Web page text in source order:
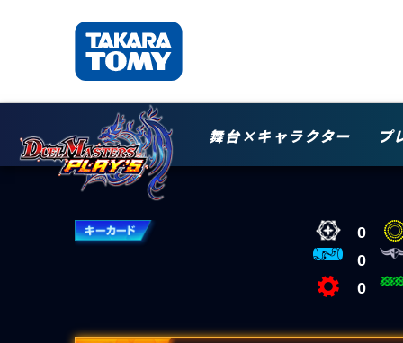
舞台×キャラクター プ
0
0
0